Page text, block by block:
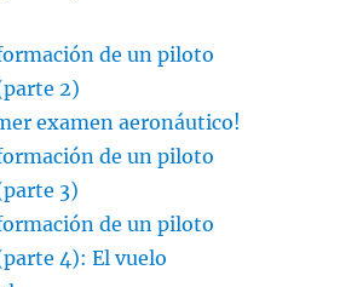
de un piloto
2)
examen aeronáutico!
de un piloto
3)
de un piloto
4): El vuelo